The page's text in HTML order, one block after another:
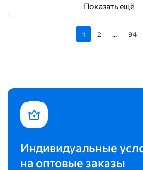
Показать ещё
1 2 ... 94
Индивидуальные
на оптовые заказы